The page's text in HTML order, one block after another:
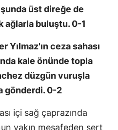
üst direğe de
ağlarla buluştu. 0-1
Yılmaz'ın ceza sahası
kale önünde topla
düzgün vuruşla
gönderdi. 0-2
içi sağ çaprazında
yakın mesafeden sert